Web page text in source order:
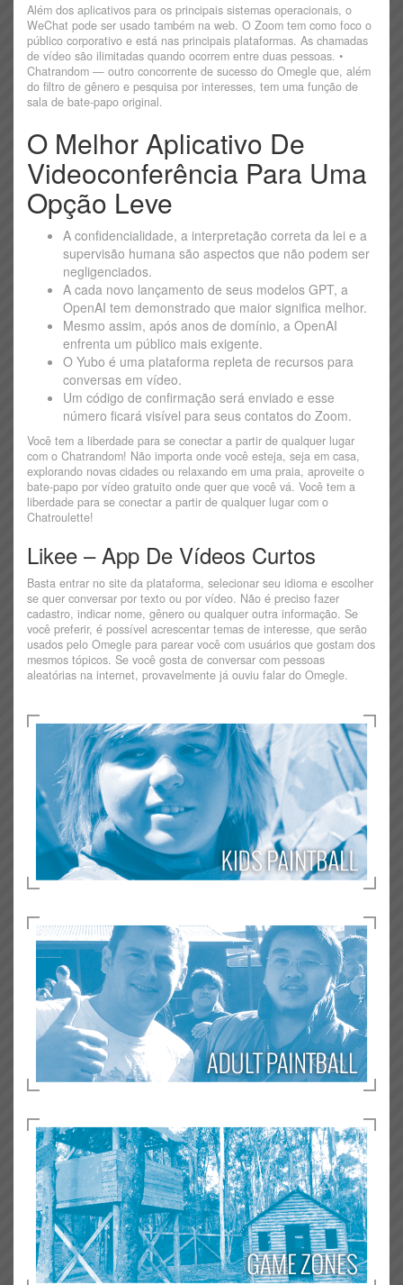
Além dos aplicativos para os principais sistemas operacionais, o
WeChat pode ser usado também na web. O Zoom tem como foco o
público corporativo e está nas principais plataformas. As chamadas
de vídeo são ilimitadas quando ocorrem entre duas pessoas. •
Chatrandom — outro concorrente de sucesso do Omegle que, além
do filtro de gênero e pesquisa por interesses, tem uma função de
sala de bate-papo original.
O Melhor Aplicativo De
Videoconferência Para Uma
Opção Leve
A confidencialidade, a interpretação correta da lei e a
supervisão humana são aspectos que não podem ser
negligenciados.
A cada novo lançamento de seus modelos GPT, a
OpenAI tem demonstrado que maior significa melhor.
Mesmo assim, após anos de domínio, a OpenAI
enfrenta um público mais exigente.
O Yubo é uma plataforma repleta de recursos para
conversas em vídeo.
Um código de confirmação será enviado e esse
número ficará visível para seus contatos do Zoom.
Você tem a liberdade para se conectar a partir de qualquer lugar
com o Chatrandom! Não importa onde você esteja, seja em casa,
explorando novas cidades ou relaxando em uma praia, aproveite o
bate-papo por vídeo gratuito onde quer que você vá. Você tem a
liberdade para se conectar a partir de qualquer lugar com o
Chatroulette!
Likee – App De Vídeos Curtos
Basta entrar no site da plataforma, selecionar seu idioma e escolher
se quer conversar por texto ou por vídeo. Não é preciso fazer
cadastro, indicar nome, gênero ou qualquer outra informação. Se
você preferir, é possível acrescentar temas de interesse, que serão
usados pelo Omegle para parear você com usuários que gostam dos
mesmos tópicos. Se você gosta de conversar com pessoas
aleatórias na internet, provavelmente já ouviu falar do Omegle.